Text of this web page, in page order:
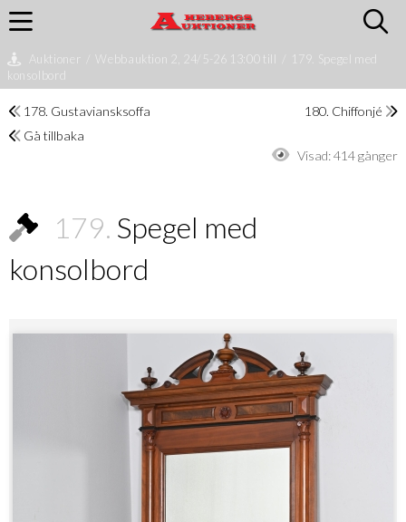
Auktioner Webbauktion 2, 24/5-26 13:00 till
179. Spegel med
konsolbord
178. Gustaviansksoffa
180. Chiffonjé
Gå tillbaka
Visad:414 gånger
179. Spegel med
konsolbord